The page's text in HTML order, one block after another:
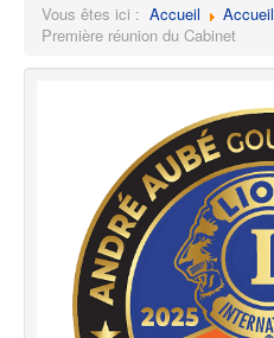
Vous êtes ici : Accueil
Accueil
Première réunion du Cabinet